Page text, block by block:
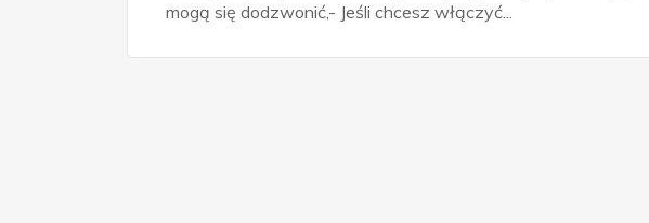
mogą się dodzwonić,- Jeśli chcesz włączyć...